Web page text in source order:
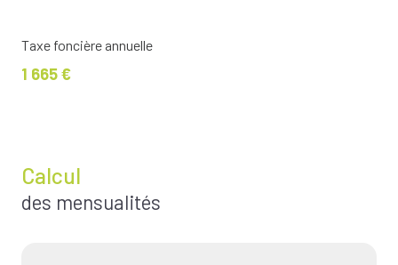
Taxe foncière annuelle
1 665 €
Calcul
des mensualités